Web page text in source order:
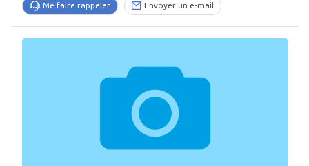
Me faire rappeler Envoyer un e-mail